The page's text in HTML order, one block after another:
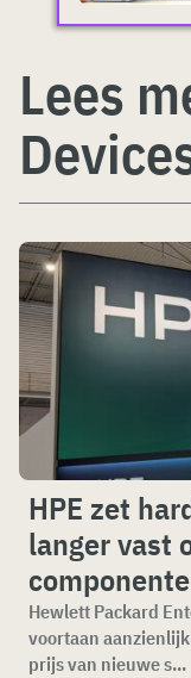
Lees
HPE zet
langer vast
Hewlett Packard
voortaan
prijs van nieuwe s...